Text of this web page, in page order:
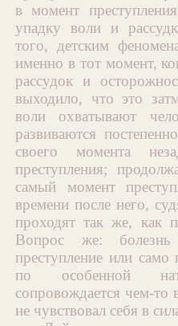
в момент
упадку воли и
того, детским
именно в тот момент,
рассудок и
выходило, что это
воли охватывают
развиваются
своего момента
преступления;
самый момент
времени после него,
проходят так же, как
Вопрос же:
преступление или само
по особенной
сопровождается чем-
не чувствовал себя в